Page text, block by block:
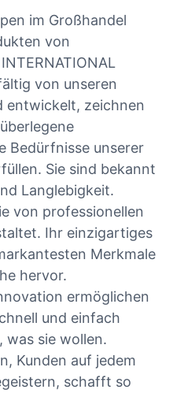
im Großhandel
von
von unseren
entwickelt, zeichnen
Bedürfnisse unserer
Sie sind bekannt
Langlebigkeit.
von professionellen
Ihr einzigartiges
Merkmale
hervor.
ermöglichen
und einfach
was sie wollen.
Kunden auf jedem
schafft so